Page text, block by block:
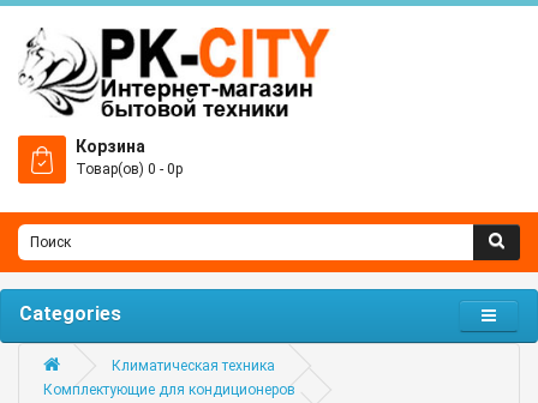
Корзина
Товар(ов) 0 - 0р
Categories
Климатическая техника
Комплектующие для кондиционеров